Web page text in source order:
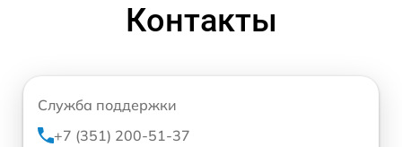
Контакты
Служба поддержки
+7 (351) 200-51-37